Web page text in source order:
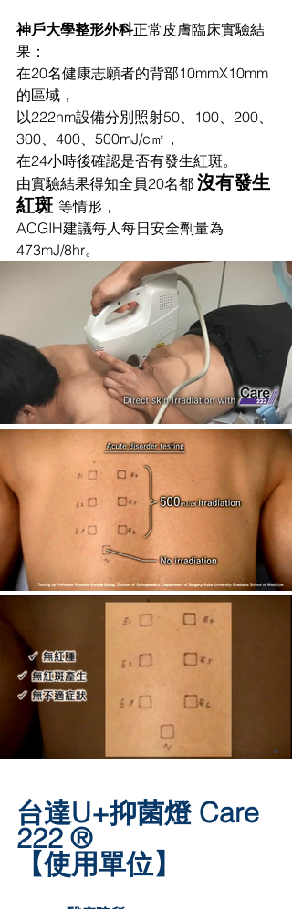
神戶大學整形外科正常皮膚臨床實驗結
果：
在20名健康志願者的背部10mmX10mm
的區域，
以222nm設備分別照射50、100、200、
300、400、500mJ/c㎡，
在24小時後確認是否有發生紅斑。
由實驗結果得知全員20名都 沒有發生
紅斑 等情形，
ACGIH建議每人每日安全劑量為
473mJ/8hr。
台達U+抑菌燈 Care
222 ®
【使用單位】